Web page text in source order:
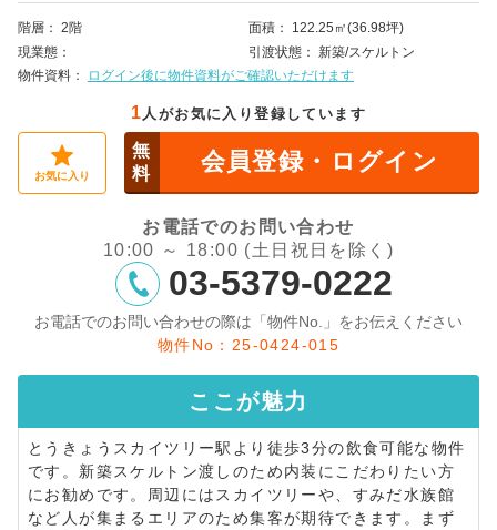
階層 2階 面積
122.25㎡(36.98坪)
現業態
引渡状態
新築/スケルトン
物件資料
ログイン後に物件資料がご確認いただけます
1 人がお気に入り登録しています
お気に入り
無
料
会員登録・ログイン
お電話でのお問い合わせ
10:00 ～ 18:00 (土日祝日を除く)
03-5379-0222
お電話でのお問い合わせの際は「物件No.」をお伝えください
物件No：25-0424-015
ここが魅力
とうきょうスカイツリー駅より徒歩3分の飲食可能な物件
です。新築スケルトン渡しのため内装にこだわりたい方
にお勧めです。周辺にはスカイツリーや、すみだ水族館
など人が集まるエリアのため集客が期待できます。まず